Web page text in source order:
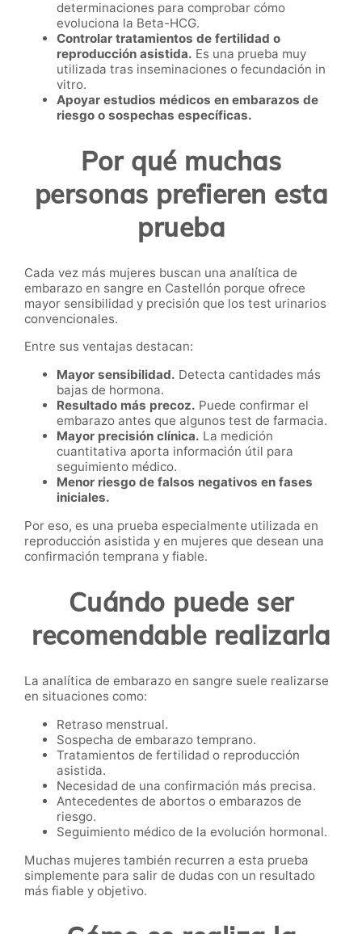
determinaciones para comprobar cómo
evoluciona la Beta-HCG.
Controlar tratamientos de fertilidad o
reproducción asistida. Es una prueba muy
utilizada tras inseminaciones o fecundación in
vitro.
Apoyar estudios médicos en embarazos de
riesgo o sospechas específicas.
Por qué muchas
personas prefieren esta
prueba
Cada vez más mujeres buscan una analítica de
embarazo en sangre en Castellón porque ofrece
mayor sensibilidad y precisión que los test urinarios
convencionales.
Entre sus ventajas destacan:
Mayor sensibilidad. Detecta cantidades más
bajas de hormona.
Resultado más precoz. Puede confirmar el
embarazo antes que algunos test de farmacia.
Mayor precisión clínica. La medición
cuantitativa aporta información útil para
seguimiento médico.
Menor riesgo de falsos negativos en fases
iniciales.
Por eso, es una prueba especialmente utilizada en
reproducción asistida y en mujeres que desean una
confirmación temprana y fiable.
Cuándo puede ser
recomendable realizarla
La analítica de embarazo en sangre suele realizarse
en situaciones como:
Retraso menstrual.
Sospecha de embarazo temprano.
Tratamientos de fertilidad o reproducción
asistida.
Necesidad de una confirmación más precisa.
Antecedentes de abortos o embarazos de
riesgo.
Seguimiento médico de la evolución hormonal.
Muchas mujeres también recurren a esta prueba
simplemente para salir de dudas con un resultado
más fiable y objetivo.